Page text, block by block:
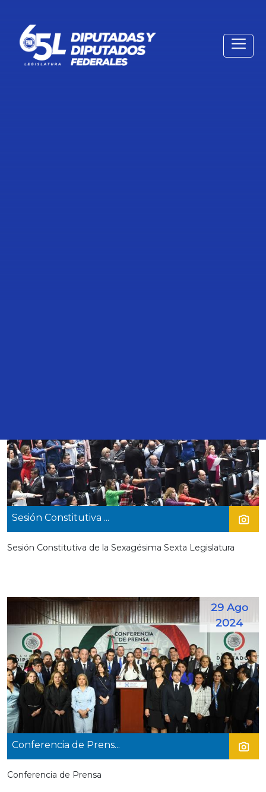
Sesión Constitutiva ...
Sesión Constitutiva de la Sexagésima Sexta Legislatura
29 Ago
2024
Conferencia de Prens...
Conferencia de Prensa